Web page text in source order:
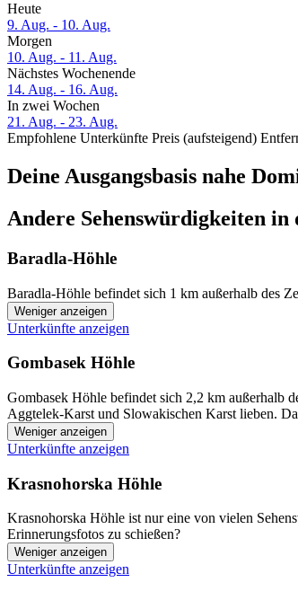
Heute
9. Aug. - 10. Aug.
Morgen
10. Aug. - 11. Aug.
Nächstes Wochenende
14. Aug. - 16. Aug.
In zwei Wochen
21. Aug. - 23. Aug.
Empfohlene Unterkünfte Preis (aufsteigend)
Deine Ausgangsbasis nahe
Andere Sehenswürdigkeiten
Baradla-Höhle
Baradla-Höhle befindet sich 1 km außerhalb des
Weniger anzeigen
Unterkünfte anzeigen
Gombasek Höhle
Gombasek Höhle befindet sich 2,2 km außerhalb
Aggtelek-Karst und Slowakischen Karst lieben.
Weniger anzeigen
Unterkünfte anzeigen
Krasnohorska Höhle
Krasnohorska Höhle ist nur eine von vielen
Erinnerungsfotos zu schießen?
Weniger anzeigen
Unterkünfte anzeigen